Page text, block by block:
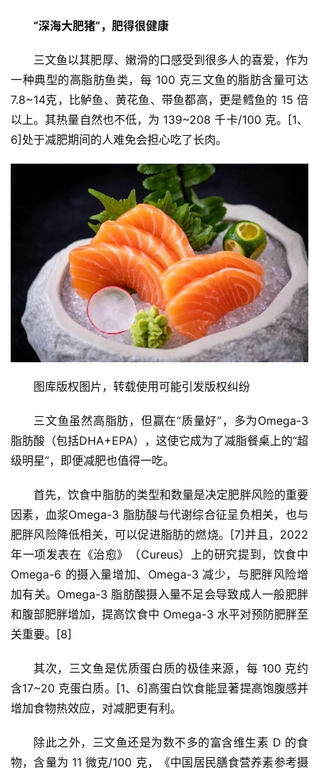
“深海大肥猪”，肥得很健康
三文鱼以其肥厚、嫩滑的口感受到很多人的喜爱，作为
一种典型的高脂肪鱼类，每 100 克三文鱼的脂肪含量可达
7.8~14克，比鲈鱼、黄花鱼、带鱼都高，更是鳕鱼的 15 倍
以上。其热量自然也不低，为 139~208 千卡/100 克。[1、
6]处于减肥期间的人难免会担心吃了长肉。
图库版权图片，转载使用可能引发版权纠纷
三文鱼虽然高脂肪，但赢在“质量好”，多为Omega-3
脂肪酸（包括DHA+EPA），这使它成为了减脂餐桌上的“超
级明星”，即便减肥也值得一吃。
首先，饮食中脂肪的类型和数量是决定肥胖风险的重要
因素，血浆Omega-3 脂肪酸与代谢综合征呈负相关，也与
肥胖风险降低相关，可以促进脂肪的燃烧。[7]并且，2022
年一项发表在《治愈》（Cureus）上的研究提到，饮食中
Omega-6 的摄入量增加、Omega-3 减少，与肥胖风险增
加有关。Omega-3 脂肪酸摄入量不足会导致成人一般肥胖
和腹部肥胖增加，提高饮食中 Omega-3 水平对预防肥胖至
关重要。[8]
其次，三文鱼是优质蛋白质的极佳来源，每 100 克约
含17~20 克蛋白质。[1、6]高蛋白饮食能显著提高饱腹感并
增加食物热效应，对减肥更有利。
除此之外，三文鱼还是为数不多的富含维生素 D 的食
物，含量为 11 微克/100 克，《中国居民膳食营养素参考摄